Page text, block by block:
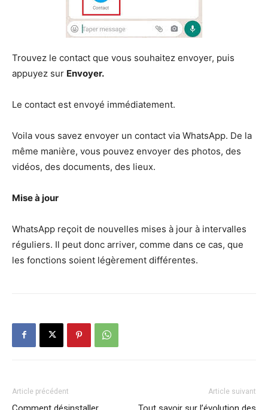
Trouvez le contact que vous souhaitez envoyer, puis
appuyez sur Envoyer.
Le contact est envoyé immédiatement.
Voila vous savez envoyer un contact via WhatsApp. De la
même manière, vous pouvez envoyer des photos, des
vidéos, des documents, des lieux.
Mise à jour
WhatsApp reçoit de nouvelles mises à jour à intervalles
réguliers. Il peut donc arriver, comme dans ce cas, que
les fonctions soient légèrement différentes.
Article précédent Article suivant